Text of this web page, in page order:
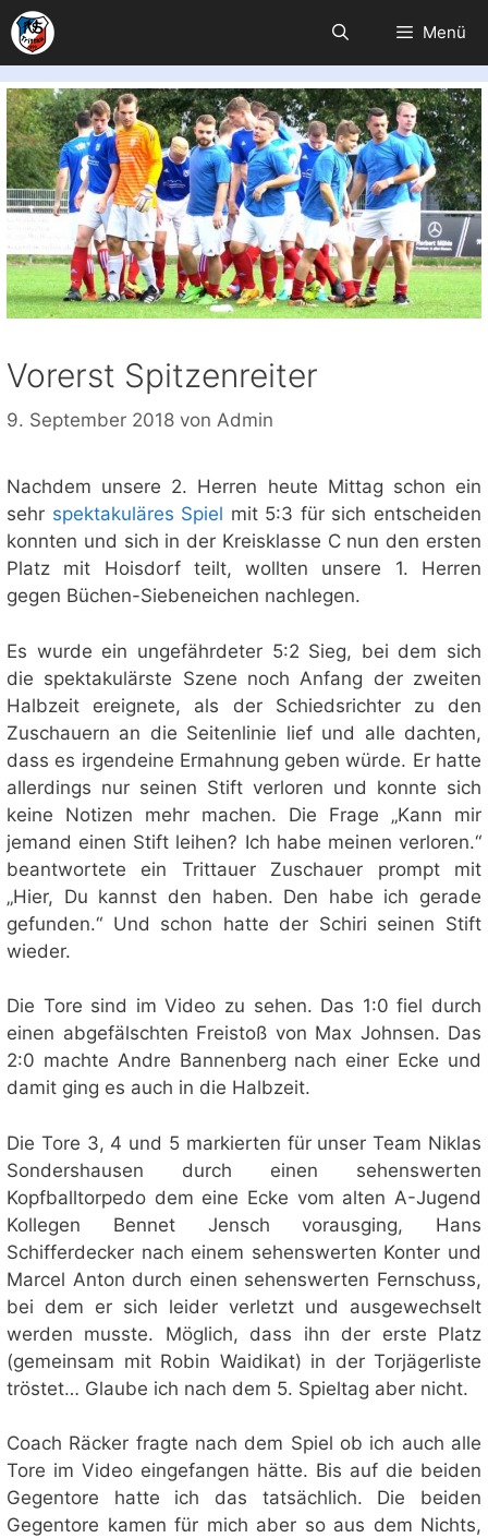
Zum
Inhalt
springen
Menü
Vorerst Spitzenreiter
9. September 2018 von Admin
Nachdem unsere 2. Herren heute Mittag schon ein
sehr spektakuläres Spiel mit 5:3 für sich entscheiden
konnten und sich in der Kreisklasse C nun den ersten
Platz mit Hoisdorf teilt, wollten unsere 1. Herren
gegen Büchen-Siebeneichen nachlegen.
Es wurde ein ungefährdeter 5:2 Sieg, bei dem sich
die spektakulärste Szene noch Anfang der zweiten
Halbzeit ereignete, als der Schiedsrichter zu den
Zuschauern an die Seitenlinie lief und alle dachten,
dass es irgendeine Ermahnung geben würde. Er hatte
allerdings nur seinen Stift verloren und konnte sich
keine Notizen mehr machen. Die Frage „Kann mir
jemand einen Stift leihen? Ich habe meinen verloren.“
beantwortete ein Trittauer Zuschauer prompt mit
„Hier, Du kannst den haben. Den habe ich gerade
gefunden.“ Und schon hatte der Schiri seinen Stift
wieder.
Die Tore sind im Video zu sehen. Das 1:0 fiel durch
einen abgefälschten Freistoß von Max Johnsen. Das
2:0 machte Andre Bannenberg nach einer Ecke und
damit ging es auch in die Halbzeit.
Die Tore 3, 4 und 5 markierten für unser Team Niklas
Sondershausen durch einen sehenswerten
Kopfballtorpedo dem eine Ecke vom alten A-Jugend
Kollegen Bennet Jensch vorausging, Hans
Schifferdecker nach einem sehenswerten Konter und
Marcel Anton durch einen sehenswerten Fernschuss,
bei dem er sich leider verletzt und ausgewechselt
werden musste. Möglich, dass ihn der erste Platz
(gemeinsam mit Robin Waidikat) in der Torjägerliste
tröstet… Glaube ich nach dem 5. Spieltag aber nicht.
Coach Räcker fragte nach dem Spiel ob ich auch alle
Tore im Video eingefangen hätte. Bis auf die beiden
Gegentore hatte ich das tatsächlich. Die beiden
Gegentore kamen für mich aber so aus dem Nichts,